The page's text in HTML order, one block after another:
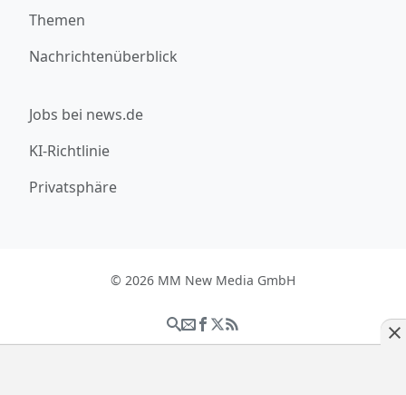
Themen
Nachrichtenüberblick
Jobs bei news.de
KI-Richtlinie
Privatsphäre
© 2026 MM New Media GmbH